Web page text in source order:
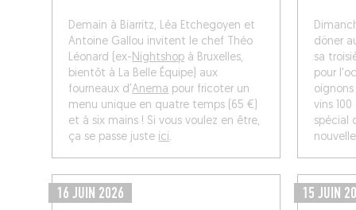
Demain à Biarritz, Léa Etchegoyen et
Antoine Gallou invitent le chef Théo
Léonard (ex-Nightshop à Bruxelles,
bientôt à La Belle Équipe) aux
fourneaux d’Anema pour fricoter un
menu unique en quatre temps (65 €)
et à six mains ! Si vous voulez en être,
ça se passe juste ici.
döner
sa
pour
vins
spécial
16 JUIN 2026 15 JUIN